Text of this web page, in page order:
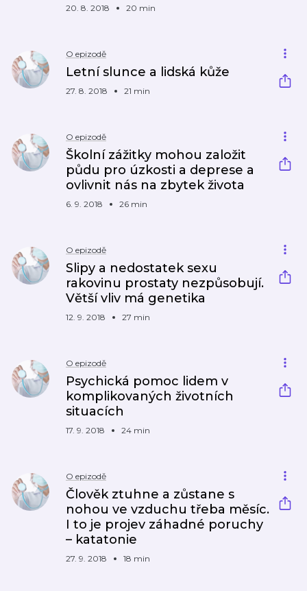
20. 8. 2018 20 min
O epizodě
Letní slunce a lidská kůže
27. 8. 2018 21 min
O epizodě
Školní zážitky mohou založit
půdu pro úzkosti a deprese a
ovlivnit nás na zbytek života
6. 9. 2018 26 min
O epizodě
Slipy a nedostatek sexu
rakovinu prostaty nezpůsobují.
Větší vliv má genetika
12. 9. 2018 27 min
O epizodě
Psychická pomoc lidem v
komplikovaných životních
situacích
17. 9. 2018 24 min
O epizodě
Člověk ztuhne a zůstane s
nohou ve vzduchu třeba měsíc.
I to je projev záhadné poruchy
– katatonie
27. 9. 2018 18 min